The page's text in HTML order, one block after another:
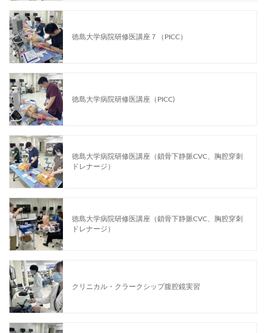
徳島大学病院研修医講座７（PICC）
徳島大学病院研修医講座（PICC)
徳島大学病院研修医講座（鎖骨下静脈CVC、胸腔穿刺
ドレナージ）
徳島大学病院研修医講座（鎖骨下静脈CVC、胸腔穿刺
ドレナージ）
クリニカル・クラークシップ腹腔鏡実習